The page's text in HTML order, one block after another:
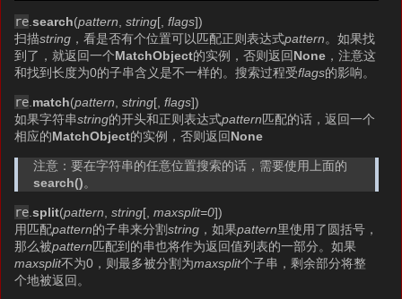
re .search(pattern ,string[,flags])
扫描string ，看是否有个位置可以匹配正则表达式pattern。如果找
到了，就返回一个MatchObject的实例，否则返回None ，注意这
和找到长度为0的子串含义是不一样的。搜索过程受flags的影响。
re match(pattern ,string[,flags])
如果字符串string的开头和正则表达式pattern匹配的话，返回一个
相应的MatchObject的实例，否则返回None
注意：要在字符串的任意位置搜索的话，需要使用上面的
search()。
re .split(pattern ,string[,maxsplit=0])
用匹配pattern的子串来分割string ，如果pattern里使用了圆括号，
那么被pattern匹配到的串也将作为返回值列表的一部分。如果
maxsplit不为0，则最多被分割为maxsplit个子串，剩余部分将整
个地被返回。